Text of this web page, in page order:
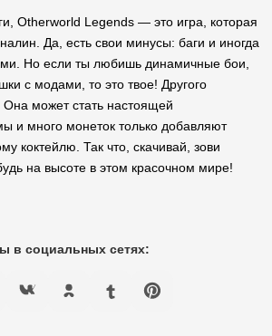
Otherworld Legends — это игра, которая
Да, есть свои минусы: баги и иногда
Но если ты любишь динамичные бои,
с модами, то это твое! Другого
Она может стать настоящей
и много монеток только добавляют
коктейлю. Так что, скачивай, зови
на высоте в этом красочном мире!
в социальных сетях: